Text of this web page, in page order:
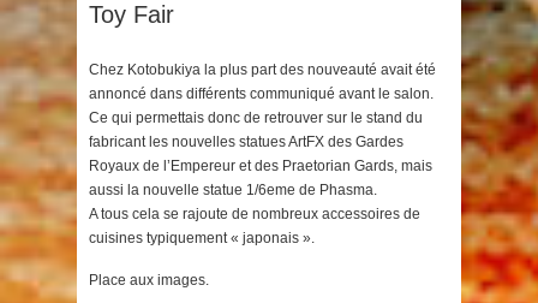
Toy Fair
Chez Kotobukiya la plus part des nouveauté avait été
annoncé dans différents communiqué avant le salon.
Ce qui permettais donc de retrouver sur le stand du
fabricant les nouvelles statues ArtFX des Gardes
Royaux de l’Empereur et des Praetorian Gards, mais
aussi la nouvelle statue 1/6eme de Phasma.
A tous cela se rajoute de nombreux accessoires de
cuisines typiquement « japonais ».
Place aux images.